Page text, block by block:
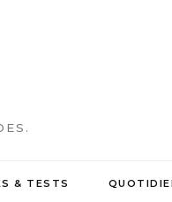
& TESTS